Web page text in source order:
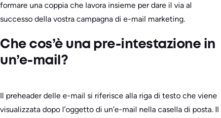
formare una coppia che lavora insieme per dare il via al
successo della vostra campagna di e-mail marketing.
Che cos’è una pre-intestazione in
un’e-mail?
Il preheader delle e-mail si riferisce alla riga di testo che viene
visualizzata dopo l’oggetto di un’e-mail nella casella di posta. Il